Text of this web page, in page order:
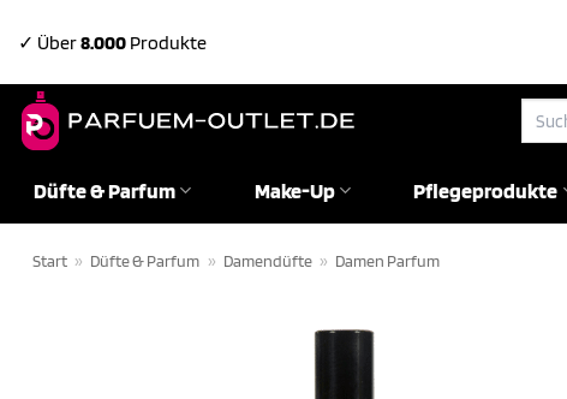
Inhalt
springen
✓ Über8.000 Produkte
Suchen
Düfte & Parfum Make-Up Pflegeprodukte
Start » Düfte & Parfum » Damendüfte » Damen Parfum